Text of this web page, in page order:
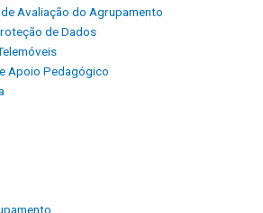
Avaliação do Agrupamento
de Dados
Apoio Pedagógico